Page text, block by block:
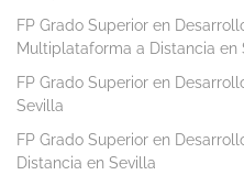
FP Grado Superior en
Multiplataforma a Distancia en
FP Grado Superior en
Sevilla
FP Grado Superior en
Distancia en Sevilla